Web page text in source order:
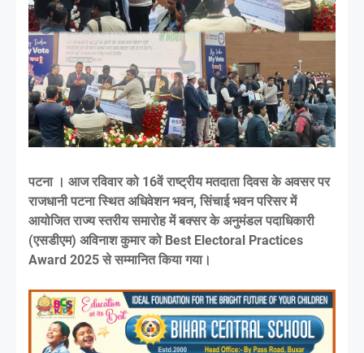
पटना । आज रविवार को 16वें राष्ट्रीय मतदाता दिवस के अवसर पर
राजधानी पटना स्थित अधिवेशन भवन, सिंचाई भवन परिसर में
आयोजित राज्य स्तरीय समारोह में बक्सर के अनुमंडल पदाधिकारी
(एसडीएम) अविनाश कुमार को Best Electoral Practices
Award 2025 से सम्मानित किया गया।